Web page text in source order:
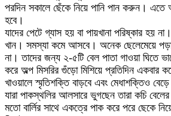
পরদিন সকালে ছেঁকে নিয়ে পানি পান করুন। এতে
হবে।
যাদের পেটে গ্যাস হয় বা পায়খানা পরিষ্কার হয়
খান। সমস্যা কমে আসবে। অনেক ছেলেমেয়ে
না। তাদের জন্য ২-৫টি বেল পাতা গাওয়া ঘিতে
করে অল্প মিসরির গুঁড়ো মিশিয়ে প্রতিদিন একবার
খাওয়ালে স্মৃতিশক্তি বাড়বে এবং মেধাশক্তিও
যারা পাকস্থলির আলসারে ভুগছেন তারা কচি
মতো বার্লির সাথে একত্রে পাক করে পরে ছেকে